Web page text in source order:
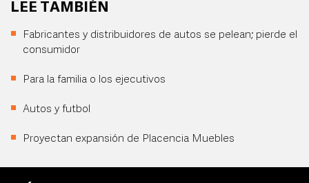
LEE TAMBIÉN
Fabricantes y distribuidores de autos se pelean; pierde el
consumidor
Para la familia o los ejecutivos
Autos y futbol
Proyectan expansión de Placencia Muebles